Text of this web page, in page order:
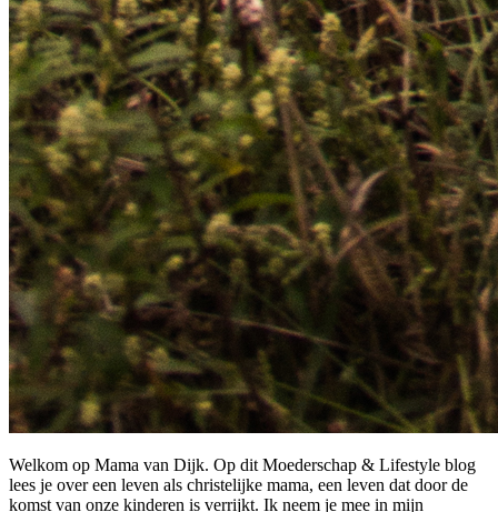
Welkom op Mama van Dijk. Op dit Moederschap & Lifestyle blog
lees je over een leven als christelijke mama, een leven dat door de
komst van onze kinderen is verrijkt. Ik neem je mee in mijn